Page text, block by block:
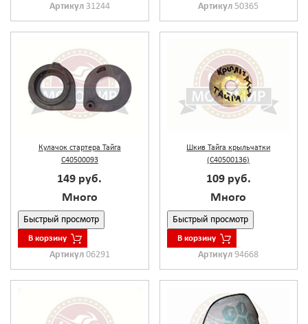
Артикул 31244 Артикул50365
Кулачок стартера Тайга
С40500093
149 руб.
Много
Быстрый просмотр
В корзину
Артикул 06291
Шкив Тайга крыльчатки
(С40500136)
109 руб.
Много
Быстрый просмотр
В корзину
Артикул94668